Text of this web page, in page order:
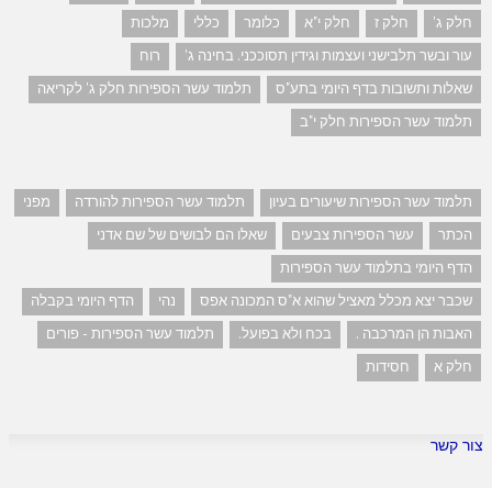
חלק ג'
חלק ז חלק י"א כלומר כללי
מלכות
עור ובשר תלבישני ועצמות וגידין תסוככני. בחינה ג'
רוח
שאלות ותשובות בדף היומי בתע"ס
תלמוד עשר הספירות חלק ג' לקריאה
תלמוד עשר הספירות חלק י"ב
תלמוד עשר הספירות שיעורים בעיון תלמוד עשר הספירות להורדה
מפני
הכתר
עשר הספירות צבעים
שאלו הם לבושים של שם אדני
הדף היומי בתלמוד עשר הספירות
שכבר יצא מכלל מאציל שהוא א"ס המכונה אפס
נהי
הדף היומי בקבלה
האבות הן המרכבה .
בכח ולא בפועל.
תלמוד עשר הספירות - פורים
חלק א
חסידות
צור קשר